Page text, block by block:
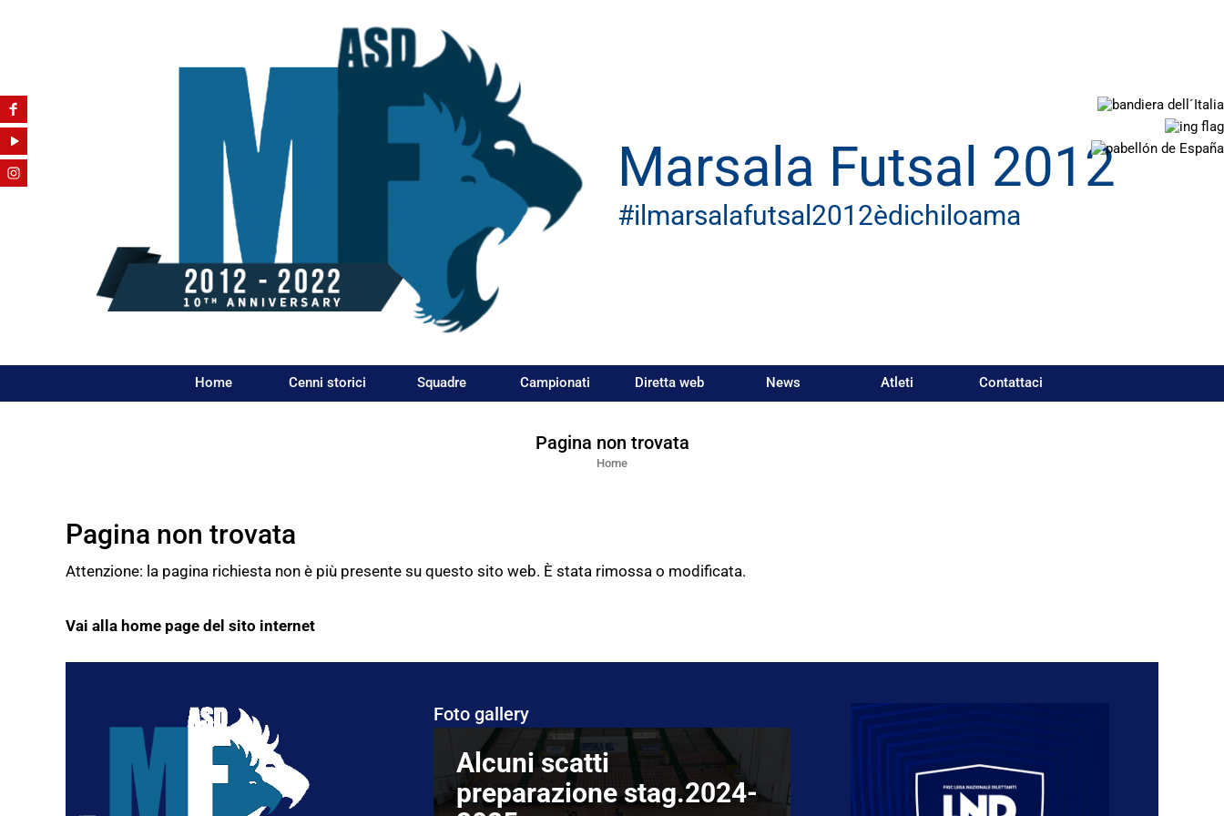
Marsala Futsal 2012
#ilmarsalafutsal2012èdichiloama
Home Cenni storici Squadre Campionati Diretta web News Atleti Contattaci
Pagina non trovata
Home
Pagina non trovata
Attenzione: la pagina richiesta non è più presente su questo sito web. È stata rimossa o modificata.
Vai alla home page del sito internet
Foto gallery
Alcuni scatti
preparazione stag.2024-